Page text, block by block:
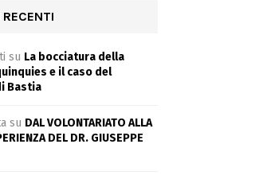
su La bocciatura della
e il caso del
Bastia
su DAL VOLONTARIATO ALLA
DEL DR. GIUSEPPE